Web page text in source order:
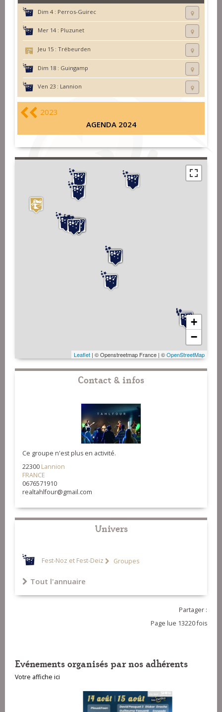
Dim 4 : Perros-Guirec
Mer 14 : Pluzunet
Jeu 15 : Trébeurden
Dim 18 : Guingamp
Ven 23 : Lannion
2023
AGENDA 2024
+
−
Leaflet | © Openstreetmap France | ©OpenStreetMap
Contact & infos
Ce groupe n'est plus en activité.
22300 Lannion
FRANCE
0676571910
realtahlfour@gmail.com
Univers
Fest-Noz et Fest-Deiz Groupes
Tout l'annuaire
Partager :
Page lue 13220 fois
Evénements organisés par nos adhérents
Votre affiche ici